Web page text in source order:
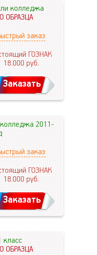
колледжа
ОБРАЗЦА
заказ
ГОЗНАК
18.000руб.
Заказать
2011-
заказ
ГОЗНАК
18.000руб.
Заказать
класс
ОБРАЗЦА